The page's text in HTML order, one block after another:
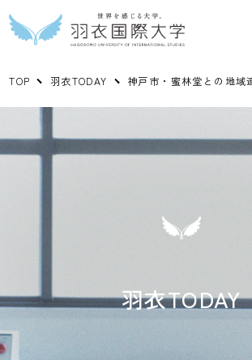
TOP 羽衣TODAY 神戸市・蜜林堂との地域連携（放送
羽衣TODAY